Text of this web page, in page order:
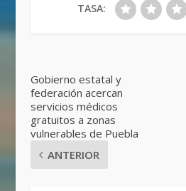
TASA:
Gobierno estatal y
federación acercan
servicios médicos
gratuitos a zonas
vulnerables de Puebla
ANTERIOR